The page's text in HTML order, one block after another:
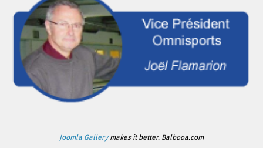
Joomla Gallerymakes it better. Balbooa.com